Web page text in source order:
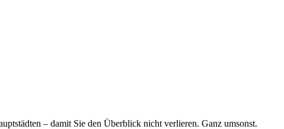
– damit Sie den Überblick nicht verlieren. Ganz umsonst.